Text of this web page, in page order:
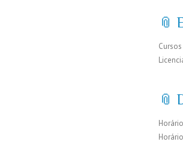
📎
📎